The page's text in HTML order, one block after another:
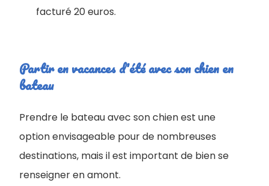
facturé 20 euros.
Partir en vacances d'été avec son chien en
bateau
Prendre le bateau avec son chien est une
option envisageable pour de nombreuses
destinations, mais il est important de bien se
renseigner en amont.